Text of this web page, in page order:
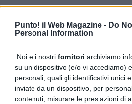
Punto! il Web Magazine - Do
Personal Information
Noi e i nostri fornitori archiviamo
su un dispositivo (e/o vi accediamo)
personali, quali gli identificativi unici
inviate da un dispositivo, per
contenuti, misurare le prestazioni di
PUBBLICITÀ